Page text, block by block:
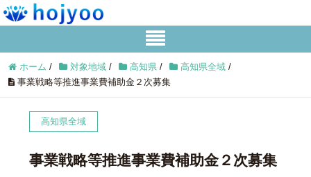
ホーム / 対象地域 / 高知県 / 高知県全域 /
事業戦略等推進事業費補助金２次募集
高知県全域
事業戦略等推進事業費補助金２次募集